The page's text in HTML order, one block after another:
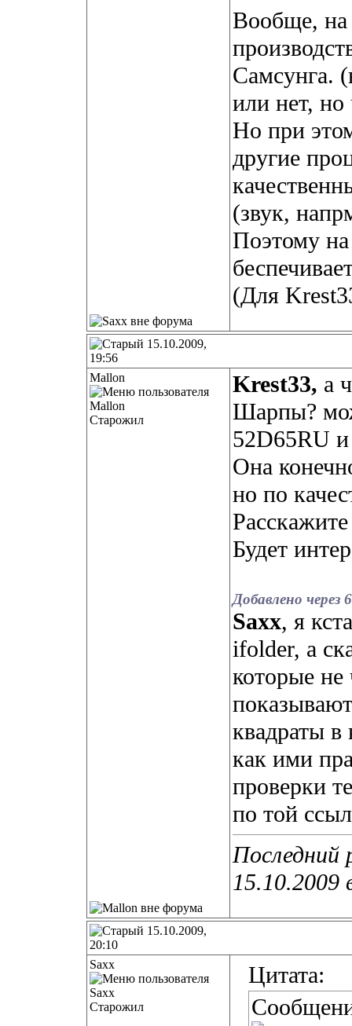
Вообще, на
Самсунга.
или нет, но
Но при
другие
(звук,
Поэтому
(Для
15.10.2009,
19:56
Mallon
Старожил
Krest33, а
Шарпы?
52D65RU
Она
но по
Будет
Добавлено через
Saxx, я
ifolder, а
которые
квадраты в
как ими
проверки
по той
Последний
15.10.2009
15.10.2009,
20:10
Saxx
Старожил
Цитата: